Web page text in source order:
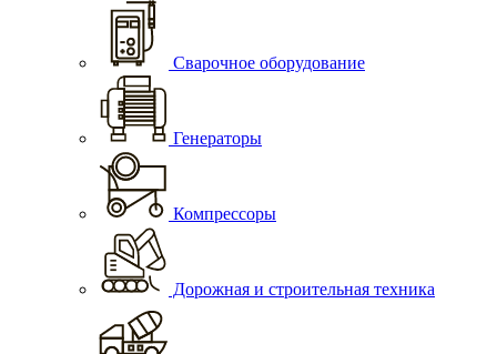
Сварочное оборудование
Генераторы
Компрессоры
Дорожная и строительная техника